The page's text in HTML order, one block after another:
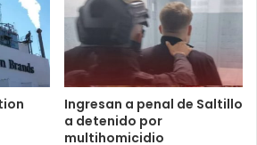
Ingresan a penal de Saltillo
a detenido por
multihomicidio